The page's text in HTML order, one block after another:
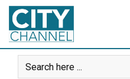
Skip
content